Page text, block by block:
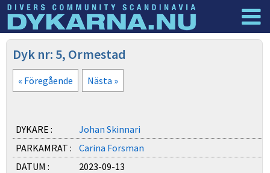
Dyknyheter
Dyk nr: 5, Ormestad
« Föregående Nästa »
DYKARE :
Johan Skinnari
PARKAMRAT :
Carina Forsman
DATUM :
2023-09-13